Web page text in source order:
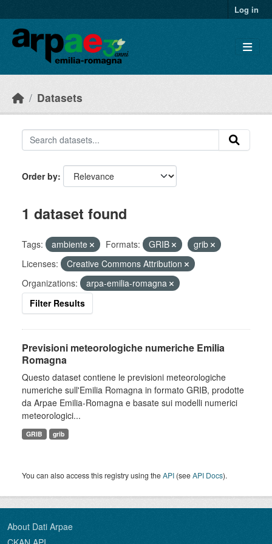
Log in
Datasets
Order by
1 dataset found
Tags: ambiente Formats: GRIB
grib
Licenses:
Creative Commons Attribution
Organizations:
arpa-emilia-romagna
Filter Results
Previsioni meteorologiche numeriche Emilia
Romagna
Questo dataset contiene le previsioni meteorologiche
numeriche sull'Emilia Romagna in formato GRIB, prodotte
da Arpae Emilia-Romagna e basate sui modelli numerici
meteorologici...
GRIB grib
You can also access this registry using theAPI (seeAPI Docs).
About Dati Arpae